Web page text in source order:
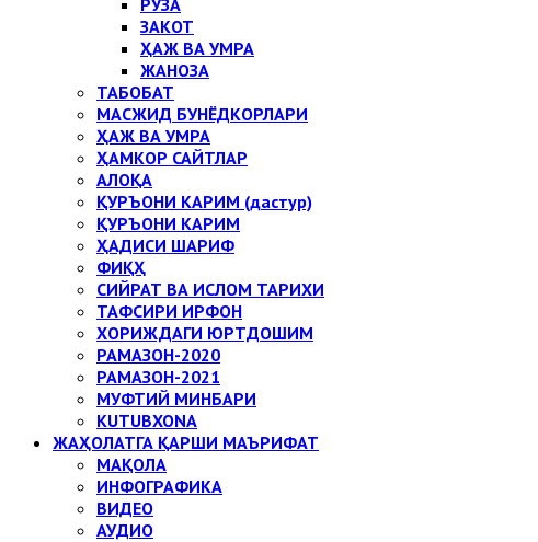
РЎЗА
ЗАКОТ
ҲАЖ ВА УМРА
ЖАНОЗА
ТАБОБАТ
МАСЖИД БУНЁДКОРЛАРИ
ҲАЖ ВА УМРА
ҲАМКОР САЙТЛАР
АЛОҚА
ҚУРЪОНИ КАРИМ (дастур)
ҚУРЪОНИ КАРИМ
ҲАДИСИ ШАРИФ
ФИҚҲ
СИЙРАТ ВА ИСЛОМ ТАРИХИ
ТАФСИРИ ИРФОН
ХОРИЖДАГИ ЮРТДОШИМ
РАМАЗОН-2020
РАМАЗОН-2021
МУФТИЙ МИНБАРИ
KUTUBXONA
ЖАҲОЛАТГА ҚАРШИ МАЪРИФАТ
МАҚОЛА
ИНФОГРАФИКА
ВИДЕО
АУДИО